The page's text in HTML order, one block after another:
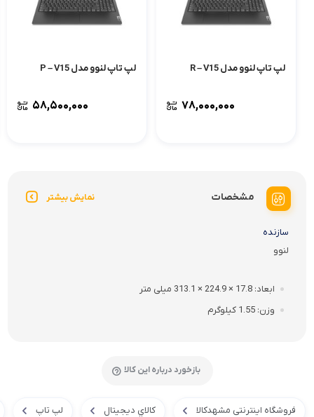
لپ تاپ لنوو مدل R – V15
۷۸,۰۰۰,۰۰۰
لپ تاپ لنوو مدل P – V15
۵۸,۵۰۰,۰۰۰
مشخصات نمایش بیشتر
سازنده
لنوو
ابعاد 17.8 × 224.9 × 313.1 میلی متر
وزن 1.55 کیلوگرم
بازخورد درباره این کالا
فروشگاه اینترنتی مشهدکالا کالاي ديجيتال لپ تاپ